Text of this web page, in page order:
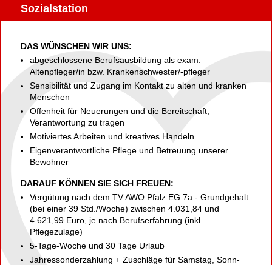
Sozialstation
DAS WÜNSCHEN WIR UNS:
abgeschlossene Berufsausbildung als exam.
Altenpfleger/in bzw. Krankenschwester/-pfleger
Sensibilität und Zugang im Kontakt zu alten und kranken
Menschen
Offenheit für Neuerungen und die Bereitschaft,
Verantwortung zu tragen
Motiviertes Arbeiten und kreatives Handeln
Eigenverantwortliche Pflege und Betreuung unserer
Bewohner
DARAUF KÖNNEN SIE SICH FREUEN:
Vergütung nach dem TV AWO Pfalz EG 7a - Grundgehalt
(bei einer 39 Std./Woche) zwischen 4.031,84 und
4.621,99 Euro, je nach Berufserfahrung (inkl.
Pflegezulage)
5-Tage-Woche und 30 Tage Urlaub
Jahressonderzahlung + Zuschläge für Samstag, Sonn-